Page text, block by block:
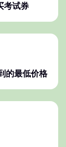
考试券
的最低价格